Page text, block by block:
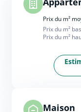
Prix du m²
Prix du m²
Prix du m²
Maison